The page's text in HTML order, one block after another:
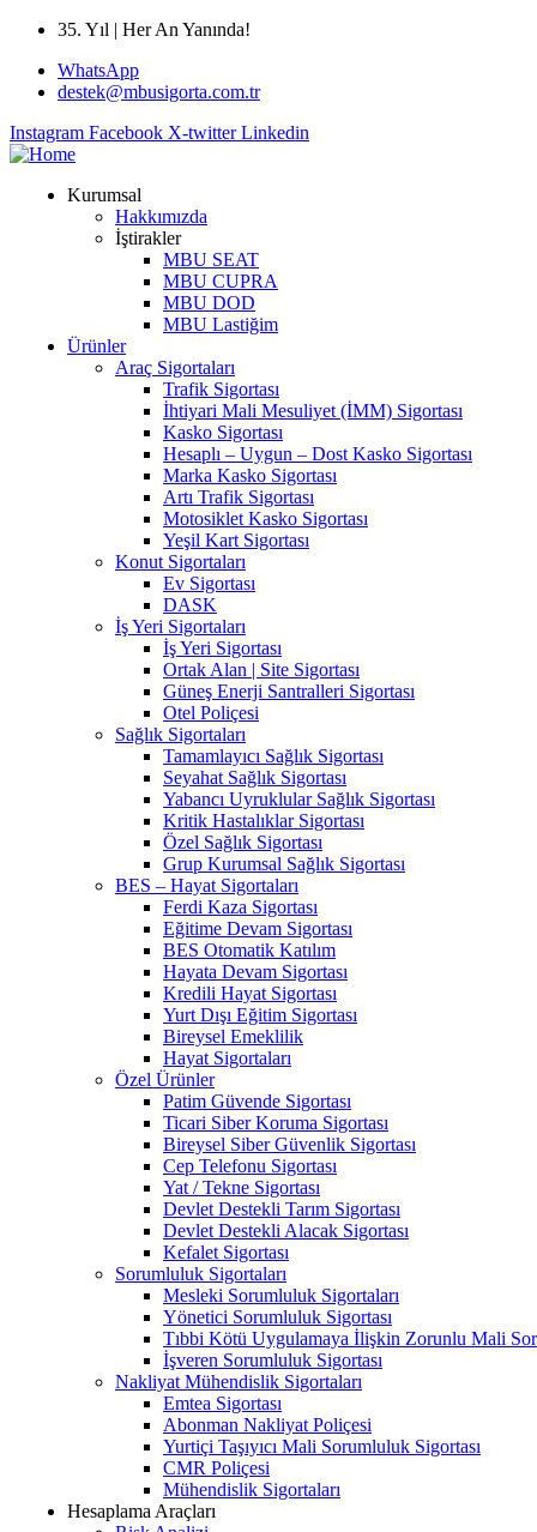
35. Yıl | Her An Yanında!
WhatsApp
destek@mbusigorta.com.tr
Instagram Facebook X-twitter Linkedin
Kurumsal
Hakkımızda
İştirakler
MBU SEAT
MBU CUPRA
MBU DOD
MBU Lastiğim
Ürünler
Araç Sigortaları
Trafik Sigortası
İhtiyari Mali Mesuliyet (İMM) Sigortası
Kasko Sigortası
Hesaplı – Uygun – Dost Kasko Sigortası
Marka Kasko Sigortası
Artı Trafik Sigortası
Motosiklet Kasko Sigortası
Yeşil Kart Sigortası
Konut Sigortaları
Ev Sigortası
DASK
İş Yeri Sigortaları
İş Yeri Sigortası
Ortak Alan | Site Sigortası
Güneş Enerji Santralleri Sigortası
Otel Poliçesi
Sağlık Sigortaları
Tamamlayıcı Sağlık Sigortası
Seyahat Sağlık Sigortası
Yabancı Uyruklular Sağlık Sigortası
Kritik Hastalıklar Sigortası
Özel Sağlık Sigortası
Grup Kurumsal Sağlık Sigortası
BES – Hayat Sigortaları
Ferdi Kaza Sigortası
Eğitime Devam Sigortası
BES Otomatik Katılım
Hayata Devam Sigortası
Kredili Hayat Sigortası
Yurt Dışı Eğitim Sigortası
Bireysel Emeklilik
Hayat Sigortaları
Özel Ürünler
Patim Güvende Sigortası
Ticari Siber Koruma Sigortası
Bireysel Siber Güvenlik Sigortası
Cep Telefonu Sigortası
Yat / Tekne Sigortası
Devlet Destekli Tarım Sigortası
Devlet Destekli Alacak Sigortası
Kefalet Sigortası
Sorumluluk Sigortaları
Mesleki Sorumluluk Sigortaları
Yönetici Sorumluluk Sigortası
Tıbbi Kötü Uygulamaya İlişkin Zorunlu Mali
İşveren Sorumluluk Sigortası
Nakliyat Mühendislik Sigortaları
Emtea Sigortası
Abonman Nakliyat Poliçesi
Yurtiçi Taşıyıcı Mali Sorumluluk Sigortası
CMR Poliçesi
Mühendislik Sigortaları
Hesaplama Araçları